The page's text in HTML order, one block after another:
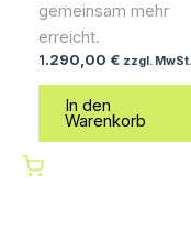
gemeinsam mehr
erreicht.
1.290,00 € zzgl. MwSt.
In den
Warenkorb